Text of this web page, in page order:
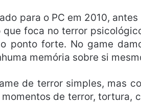
para o PC em 2010,
que foca no terror
ponto forte. No game
memória sobre si
de terror simples, mas
de terror, tortura,